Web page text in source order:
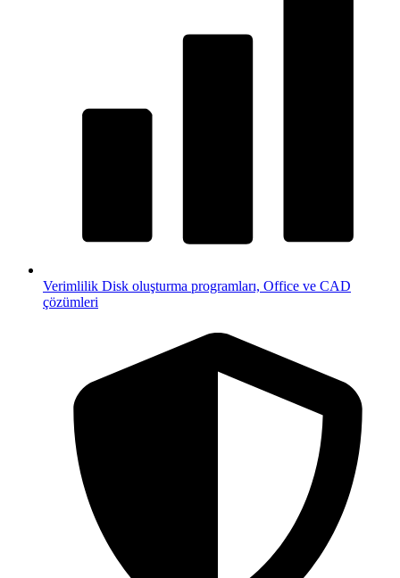
Verimlilik Disk oluşturma programları, Office ve CAD
çözümleri